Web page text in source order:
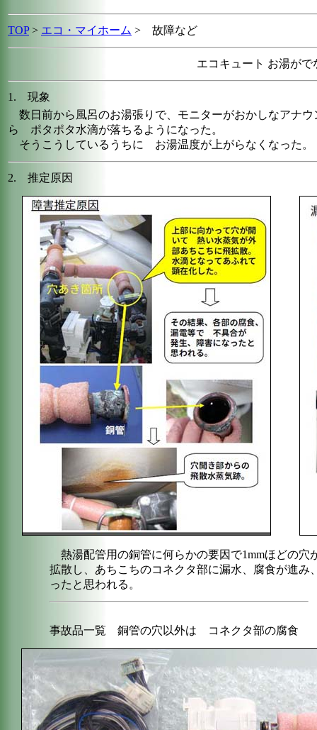
TOP> エコ・マイホーム > 故障など
エコキュート お湯がで
1. 現象
数日前から風呂のお湯張りで、モニターがおかしなアナ
ら ポタポタ水滴が落ちるようになった。
そうこうしているうちに お湯温度が上がらなくなった。
2. 推定原因
熱湯配管用の銅管に何らかの要因で1mmほどの穴
拡散し、あちこちのコネクタ部に漏水、腐食が進
ったと思われる。
事故品一覧 銅管の穴以外は コネクタ部の腐食